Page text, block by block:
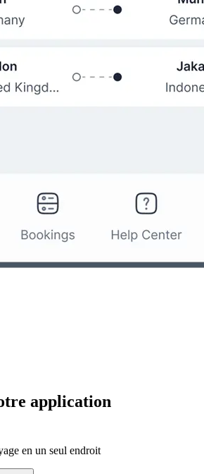
application
en un seul endroit